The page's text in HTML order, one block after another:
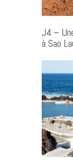
J4 –
à Sao